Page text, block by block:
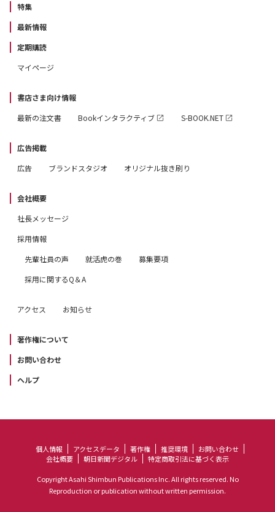
特集
最新情報
定期購読
マイページ
書店さま向け情報
最新の注文書
Bookインタラクティブ S-BOOK.NET
広告掲載
広告
ブランドスタジオ オリジナル抜き刷り
会社概要
社長メッセージ
採用情報
先輩社員の声
就活虎の巻
募集要項
採用に関するQ＆A
アクセス お知らせ
著作権について
お問い合わせ
ヘルプ
個人情報 アクセスデータ 著作権 推奨環境
お問い合わせ
会社概要
朝日新聞デジタル 特定商取引法に基づく表示
Copyright Asahi Shimbun Publications Inc. All rights reserved. No
Reproduction or publication without written permission.